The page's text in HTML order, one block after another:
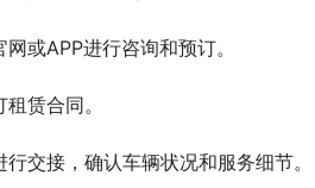
或APP进行咨询和预订。
赁合同。
交接，确认车辆状况和服务细节。